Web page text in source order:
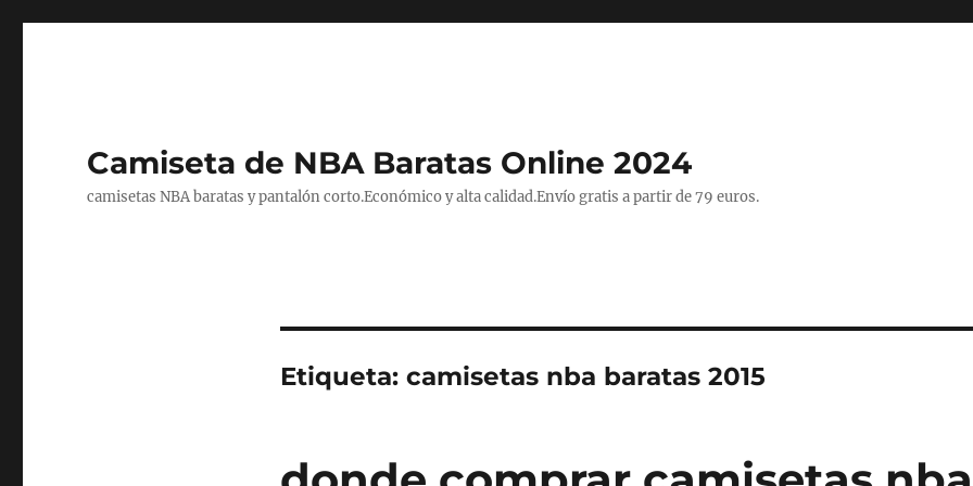
Camiseta de NBA Baratas Online 2024
camisetas NBA baratas y pantalón corto.Económico y alta calidad.Envío gratis a partir de 79 euros.
Etiqueta: camisetas nba baratas 2015